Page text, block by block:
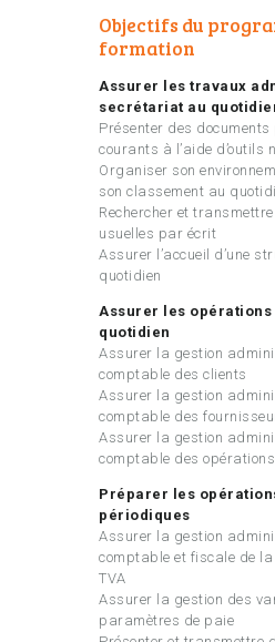
Objectifs du
formation
Assurer les travaux
secrétariat au
Présenter des
courants à l’aide d’outils
Organiser son
son classement au
Rechercher et
usuelles par écrit
Assurer l’accueil d’une
quotidien
Assurer les opérations
quotidien
Assurer la gestion
comptable des clients
Assurer la gestion
comptable des
Assurer la gestion
comptable des
Préparer les
périodiques
Assurer la gestion
comptable et fiscale de
TVA
Assurer la gestion des
paramètres de paie